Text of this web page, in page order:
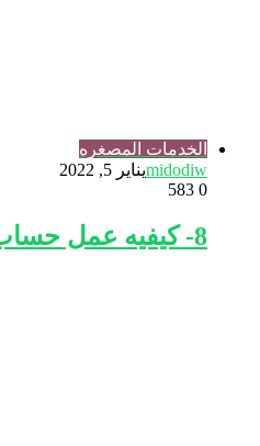
الخدمات المصغره
midodiwيناير 5, 2022
0
8- كيفيه عمل حساب باي بال وربطه بفيزا ايزي باي او يلا من البريد المصري